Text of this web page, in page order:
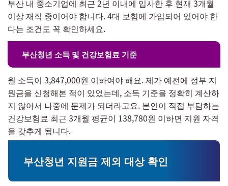
부산 내 중소기업에 최근 2년 이내에 입사한 후 현재 3개월
이상 재직 중이어야 합니다. 4대 보험에 가입되어 있어야 한
다는 조건도 꼭 확인하세요.
부산청년 소득 및 건강보험료 기준
월 소득이 3,847,000원 이하여야 해요. 제가 예전에 정부 지
원금을 신청해본 적이 있었는데, 소득 기준을 정확히 계산하
지 않아서 나중에 문제가 되더라고요. 본인이 직접 부담하는
건강보험료 최근 3개월 평균이 138,780원 이하면 지원 자격
을 갖추게 됩니다.
부산청년 지원금 제외 대상 확인